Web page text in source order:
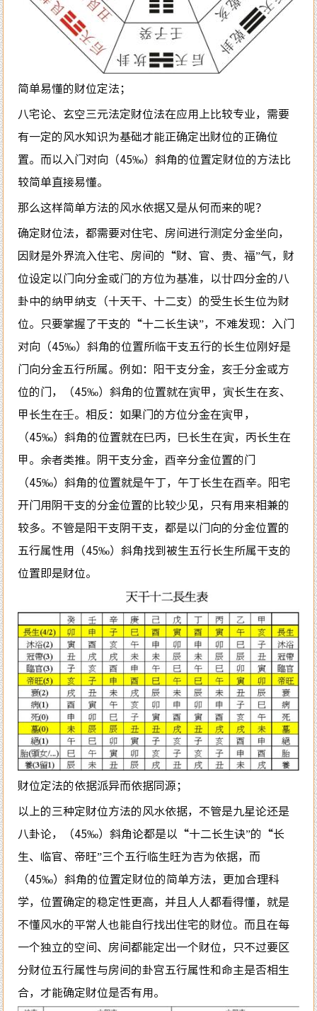
简单易懂的财位定法；
八宅论、玄空三元法定财位法在应用上比较专业，需要
有一定的风水知识为基础才能正确定出财位的正确位
置。而以入门对向（45‰）斜角的位置定财位的方法比
较简单直接易懂。
那么这样简单方法的风水依据又是从何而来的呢？
确定财位法，都需要对住宅、房间进行测定分金坐向，
因财是外界流入住宅、房间的“财、官、贵、福”气，财
位设定以门向分金或门的方位为基准，以廿四分金的八
卦中的纳甲纳支（十天干、十二支）的受生长生位为财
位。只要掌握了干支的“十二长生诀”，不难发现：入门
对向（45‰）斜角的位置所临干支五行的长生位刚好是
门向分金五行所属。例如：阳干支分金，亥壬分金或方
位的门，（45‰）斜角的位置就在寅甲，寅长生在亥、
甲长生在壬。相反：如果门的方位分金在寅甲，
（45‰）斜角的位置就在巳丙，巳长生在寅，丙长生在
甲。余者类推。阴干支分金，酉辛分金位置的门
（45‰）斜角的位置就是午丁，午丁长生在酉辛。阳宅
开门用阴干支的分金位置的比较少见，只有用来相兼的
较多。不管是阳干支阴干支，都是以门向的分金位置的
五行属性用（45‰）斜角找到被生五行长生所属干支的
位置即是财位。
财位定法的依据派异而依据同源；
以上的三种定财位方法的风水依据，不管是九星论还是
八卦论，（45‰）斜角论都是以“十二长生诀”的“长
生、临官、帝旺”三个五行临生旺为吉为依据，而
（45‰）斜角的位置定财位的简单方法，更加合理科
学，位置确定的稳定性更高，并且人人都看得懂，就是
不懂风水的平常人也能自行找出住宅的财位。而且在每
一个独立的空间、房间都能定出一个财位，只不过要区
分财位五行属性与房间的卦宫五行属性和命主是否相生
合，才能确定财位是否有用。